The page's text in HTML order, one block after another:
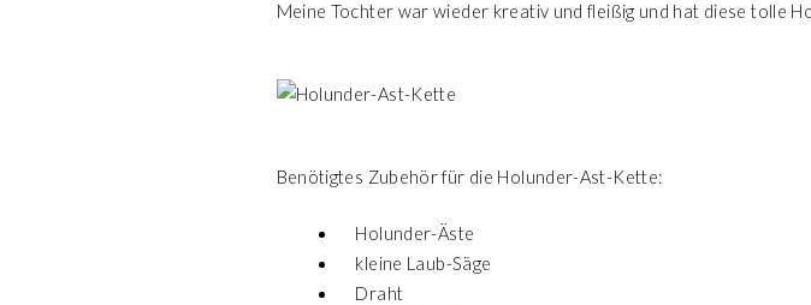
Meine Tochter war wieder kreativ und fleißig und hat diese tolle
Benötigtes Zubehör für die Holunder-Ast-Kette:
Holunder-Äste
kleine Laub-Säge
Draht